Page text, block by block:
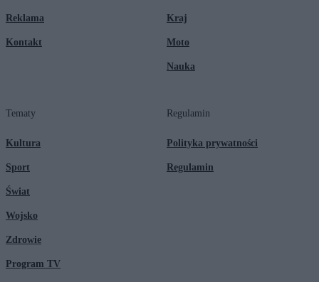
Reklama
Kontakt
Kraj
Moto
Nauka
Tematy
Kultura
Sport
Świat
Wojsko
Zdrowie
Program TV
Regulamin
Polityka prywatności
Regulamin